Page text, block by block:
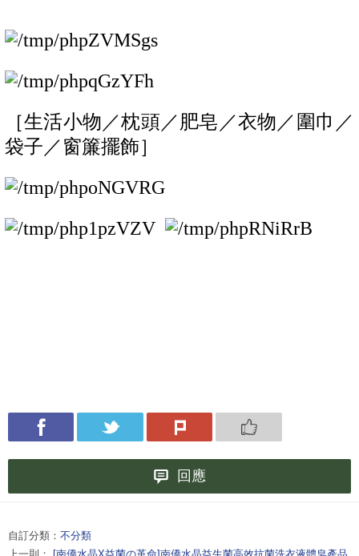
［生活小物／枕頭／肥皂／衣物／圍巾／
袋子／窗簾擺飾］
回應
自訂分類： 不分類